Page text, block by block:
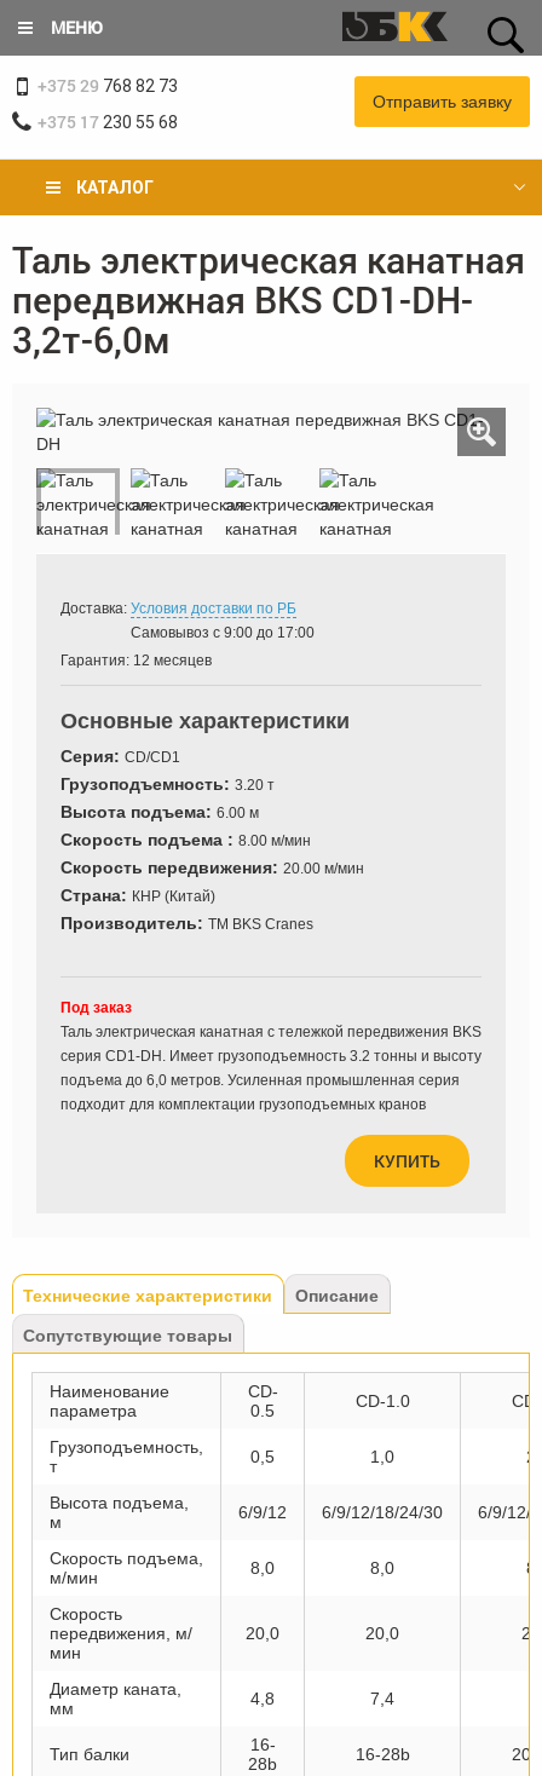
основному
содержанию
МЕНЮ
+375 29 768 82 73
+375 17 230 55 68
Отправить заявку
КАТАЛОГ
Вы
здесь
Таль электрическая канатная
передвижная BKS CD1-DH-
3,2т-6,0м
Доставка: Условия доставки по РБ
Самовывоз с 9:00 до 17:00
Гарантия: 12 месяцев
Основные характеристики
Серия: CD/CD1
Грузоподъемность: 3.20 т
Высота подъема: 6.00 м
Скорость подъема : 8.00 м/мин
Скорость передвижения: 20.00 м/мин
Страна: КНР (Китай)
Производитель: TM BKS Cranes
КУПИТЬ
Под заказ
Таль электрическая канатная с тележкой передвижения BKS
серия CD1-DH. Имеет грузоподъемность 3.2 тонны и высоту
подъема до 6,0 метров. Усиленная промышленная серия
подходит для комплектации грузоподъемных кранов
Tabs
Технические характеристики (активная
вкладка)
Описание
Сопутствующие товары
Наименование
параметра
CD-
0.5
CD-1.0
Грузоподъемность,
т
0,5 1,0
Высота подъема,
м
6/9/12 6/9/12/18/24/30 6/9/12/
Скорость подъема,
м/мин
8,0 8,0
Скорость
передвижения, м/
мин
20,0 20,0
Диаметр каната,
мм
4,8 7,4
Тип балки
16-
28b
16-28b